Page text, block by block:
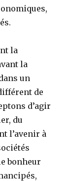
la
la
un
de
d’agir
du
l’avenir à
bonheur